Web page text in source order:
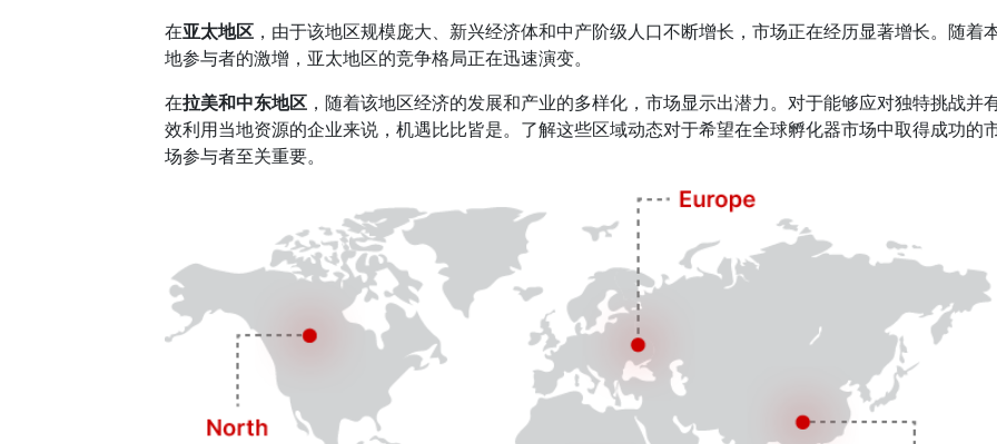
在亚太地区 ，由于该地区规模庞大、新兴经济体和中产阶级人口不断增长，市场正在经历显著增长。随着
地参与者的激增，亚太地区的竞争格局正在迅速演变。
在拉美和中东地区 ，随着该地区经济的发展和产业的多样化，市场显示出潜力。对于能够应对独特挑战并
效利用当地资源的企业来说，机遇比比皆是。了解这些区域动态对于希望在全球孵化器市场中取得成功的
场参与者至关重要。